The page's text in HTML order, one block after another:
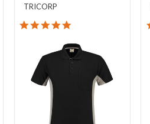
TRICORP